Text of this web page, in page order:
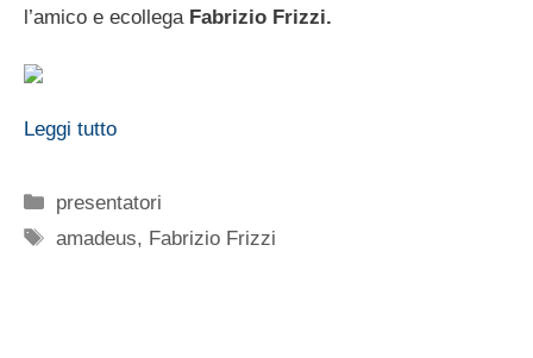
l’amico e ecollega Fabrizio Frizzi.
Leggi tutto
Categorie
presentatori
Tag
amadeus, Fabrizio Frizzi